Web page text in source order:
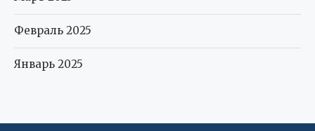
Февраль 2025
Январь 2025